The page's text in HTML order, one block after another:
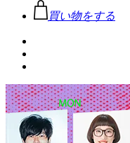
買い物をする